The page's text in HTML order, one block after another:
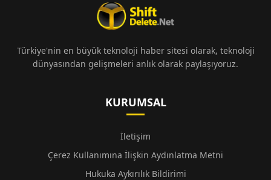
Türkiye'nin en büyük teknoloji haber sitesi olarak, teknoloji
dünyasından gelişmeleri anlık olarak paylaşıyoruz.
KURUMSAL
İletişim
Çerez Kullanımına İlişkin Aydınlatma Metni
Hukuka Aykırılık Bildirimi